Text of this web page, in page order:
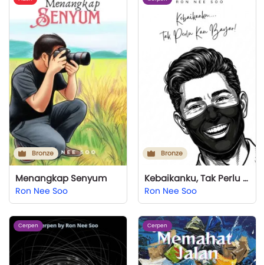
Bronze
Menangkap Senyum
Ron Nee Soo
Bronze
Kebaikanku, Tak Perlu Kau Bayar
Ron Nee Soo
Cerpen Cerpen